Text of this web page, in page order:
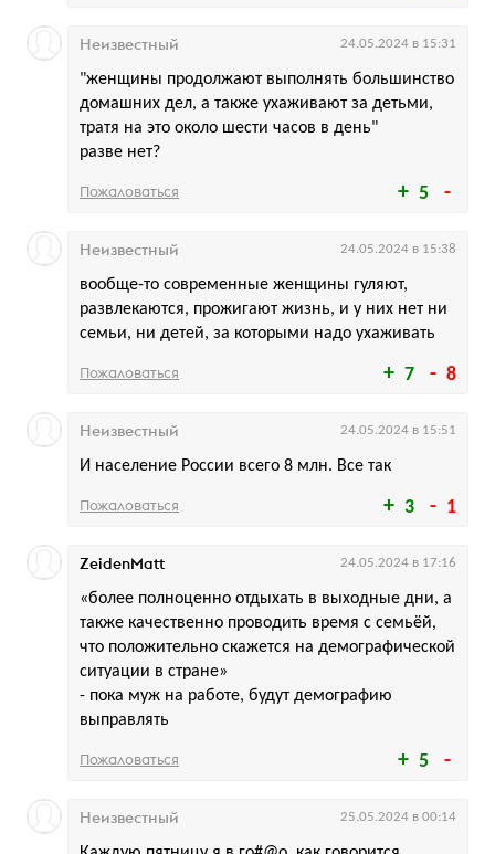
5
"женщины продолжают выполнять большинство
домашних дел, а также ухаживают за детьми,
тратя на это около шести часов в день"
разве нет?
Неизвестный 24.05.2024 в 15:31
Пожаловаться
7 8
вообще-то современные женщины гуляют,
развлекаются, прожигают жизнь, и у них нет ни
семьи, ни детей, за которыми надо ухаживать
Неизвестный 24.05.2024 в 15:38
Пожаловаться
3 1
И население России всего 8 млн. Все так
Неизвестный 24.05.2024 в 15:51
Пожаловаться
5
«более полноценно отдыхать в выходные дни, а
также качественно проводить время с семьёй,
что положительно скажется на демографической
ситуации в стране»
- пока муж на работе, будут демографию
выправлять
ZeidenMatt 24.05.2024 в 17:16
Пожаловаться
Неизвестный 25.05.2024 в 00:14